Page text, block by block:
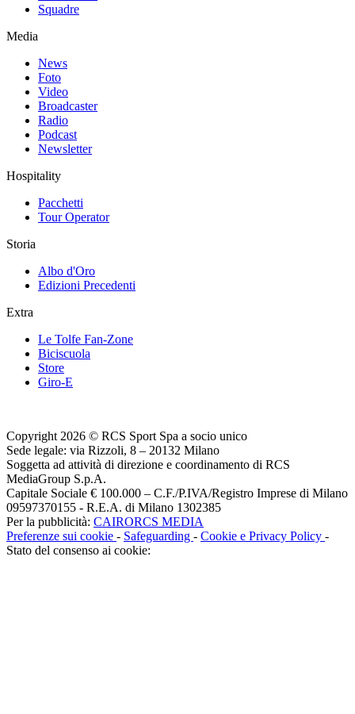
Squadre
Media
News
Foto
Video
Broadcaster
Radio
Podcast
Newsletter
Hospitality
Pacchetti
Tour Operator
Storia
Albo d'Oro
Edizioni Precedenti
Extra
Le Tolfe Fan-Zone
Biciscuola
Store
Giro-E
Copyright 2026 © RCS Sport Spa a socio unico
Sede legale: via Rizzoli, 8 – 20132 Milano
Soggetta ad attività di direzione e coordinamento di RCS
MediaGroup S.p.A.
Capitale Sociale € 100.000 – C.F./P.IVA/Registro Imprese di Milano
09597370155 - R.E.A. di Milano 1302385
Per la pubblicità: CAIRORCS MEDIA
Preferenze sui cookie - Safeguarding - Cookie e Privacy Policy -
Stato del consenso ai cookie: